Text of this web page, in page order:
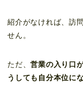
紹介がなければ、訪
せん。
ただ、営業の入り口
うしても自分本位に